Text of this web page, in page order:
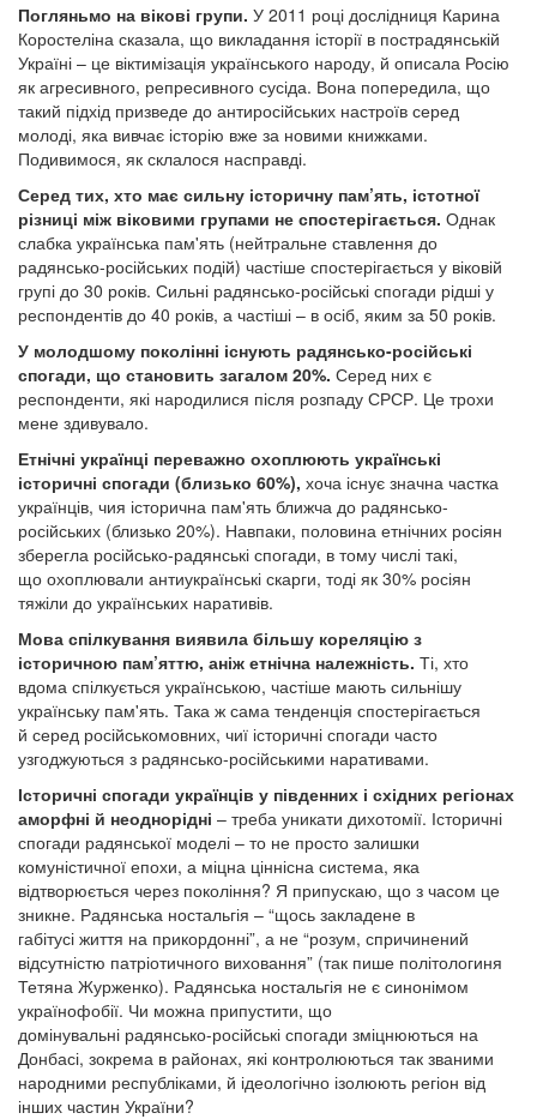
Погляньмо на вікові групи. У 2011 році дослідниця Карина
Коростеліна сказала, що викладання історії в пострадянській
Україні – це віктимізація українського народу, й описала Росію
як агресивного, репресивного сусіда. Вона попередила, що
такий підхід призведе до антиросійських настроїв серед
молоді, яка вивчає історію вже за новими книжками.
Подивимося, як склалося насправді.
Серед тих, хто має сильну історичну пам’ять, істотної
різниці між віковими групами не спостерігається. Однак
слабка українська пам'ять (нейтральне ставлення до
радянсько-російських подій) частіше спостерігається у віковій
групі до 30 років. Сильні радянсько-російські спогади рідші у
респондентів до 40 років, а частіші – в осіб, яким за 50 років.
У молодшому поколінні існують радянсько-російські
спогади, що становить загалом 20%. Серед них є
респонденти, які народилися після розпаду СРСР. Це трохи
мене здивувало.
Етнічні українці переважно охоплюють українські
історичні спогади (близько 60%), хоча існує значна частка
українців, чия історична пам'ять ближча до радянсько-
російських (близько 20%). Навпаки, половина етнічних росіян
зберегла російсько-радянські спогади, в тому числі такі,
що охоплювали антиукраїнські скарги, тоді як 30% росіян
тяжіли до українських наративів.
Мова спілкування виявила більшу кореляцію з
історичною пам’яттю, аніж етнічна належність. Ті, хто
вдома спілкується українською, частіше мають сильнішу
українську пам'ять. Така ж сама тенденція спостерігається
й серед російськомовних, чиї історичні спогади часто
узгоджуються з радянсько-російськими наративами.
Історичні спогади українців у південних і східних регіонах
аморфні й неоднорідні – треба уникати дихотомії. Історичні
спогади радянської моделі – то не просто залишки
комуністичної епохи, а міцна ціннісна система, яка
відтворюється через покоління? Я припускаю, що з часом це
зникне. Радянська ностальгія – “щось закладене в
габітусі життя на прикордонні”, а не “розум, спричинений
відсутністю патріотичного виховання” (так пише політологиня
Тетяна Журженко). Радянська ностальгія не є синонімом
українофобії. Чи можна припустити, що
домінувальні радянсько-російські спогади зміцнюються на
Донбасі, зокрема в районах, які контролюються так званими
народними республіками, й ідеологічно ізолюють регіон від
інших частин України?